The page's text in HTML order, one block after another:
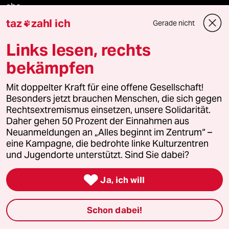
abo
taz zahl ich
recherchefonds ausland
panterstiftung
panterpreis 2026
Podcast
bundestalk
taz zahl ich Gerade nicht
Links lesen, rechts
bekämpfen
Mit doppelter Kraft für eine offene Gesellschaft!
Besonders jetzt brauchen Menschen, die sich gegen
Rechtsextremismus einsetzen, unsere Solidarität.
Daher gehen 50 Prozent der Einnahmen aus
Neuanmeldungen an „Alles beginnt im Zentrum“ –
eine Kampagne, die bedrohte linke Kulturzentren
und Jugendorte unterstützt. Sind Sie dabei?
 Ja, ich will
Schon dabei!